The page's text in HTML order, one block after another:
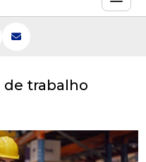
DE TRABALHO
de trabalho